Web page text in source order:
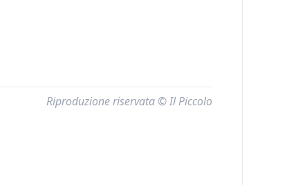
Riproduzione riservata © Il Piccolo